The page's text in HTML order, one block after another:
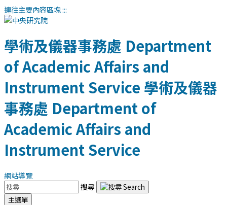
連往主要內容區塊:::
學術及儀器事務處 Department
of Academic Affairs and
Instrument Service 學術及儀器
事務處 Department of
Academic Affairs and
Instrument Service
網站導覽
搜尋
主選單